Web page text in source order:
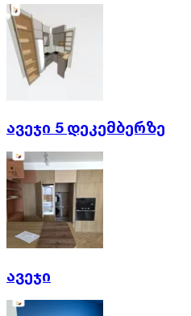
ავეჯი 5 დეკემბერზე
ავეჯი